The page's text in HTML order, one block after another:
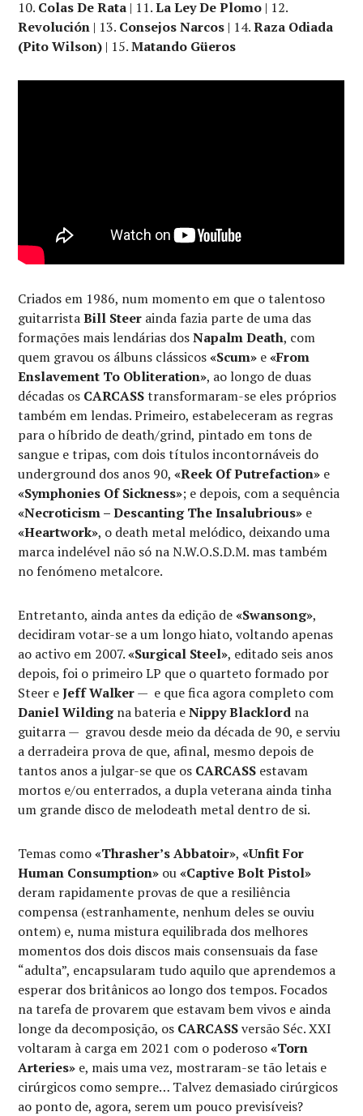
10. Colas De Rata | 11.La Ley De Plomo | 12.
Revolución | 13. Consejos Narcos | 14.Raza Odiada
(Pito Wilson) | 15.Matando Güeros
Criados em 1986, num momento em que o talentoso
guitarristaBill Steer ainda fazia parte de uma das
formações mais lendárias dosNapalm Death, com
quem gravou os álbuns clássicos«Scum» e«From
Enslavement To Obliteration», ao longo de duas
décadas os CARCASStransformaram-se eles próprios
também em lendas. Primeiro, estabeleceram as regras
para o híbrido de death/grind, pintado em tons de
sangue e tripas, com dois títulos incontornáveis do
underground dos anos 90,«Reek Of Putrefaction» e
«Symphonies Of Sickness»; e depois, com a sequência
«Necroticism – Descanting The Insalubrious» e
«Heartwork», o death metal melódico, deixando uma
marca indelével não só na N.W.O.S.D.M. mas também
no fenómeno metalcore.
Entretanto, ainda antes da edição de«Swansong»,
decidiram votar-se a um longo hiato, voltando apenas
ao activo em 2007.«Surgical Steel», editado seis anos
depois, foi o primeiro LP que o quarteto formado por
Steer eJeff Walker— e que fica agora completo com
Daniel Wildingna bateria eNippy Blacklord na
guitarra — gravou desde meio da década de 90, e serviu
a derradeira prova de que, afinal, mesmo depois de
tantos anos a julgar-se que os CARCASS estavam
mortos e/ou enterrados, a dupla veterana ainda tinha
um grande disco de melodeath metal dentro de si.
Temas como«Thrasher’s Abbatoir»,«Unfit For
Human Consumption» ou«Captive Bolt Pistol»
deram rapidamente provas de que a resiliência
compensa (estranhamente, nenhum deles se ouviu
ontem) e, numa mistura equilibrada dos melhores
momentos dos dois discos mais consensuais da fase
“adulta”, encapsularam tudo aquilo que aprendemos a
esperar dos britânicos ao longo dos tempos. Focados
na tarefa de provarem que estavam bem vivos e ainda
longe da decomposição, os CARCASSversão Séc. XXI
voltaram à carga em 2021 com o poderoso«Torn
Arteries» e, mais uma vez, mostraram-se tão letais e
cirúrgicos como sempre… Talvez demasiado cirúrgicos
ao ponto de, agora, serem um pouco previsíveis?